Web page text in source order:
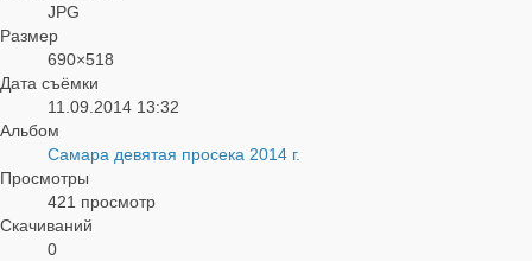
JPG
Размер
690×518
Дата съёмки
11.09.2014 13:32
Альбом
Самара девятая просека 2014 г.
Просмотры
421 просмотр
Скачиваний
0